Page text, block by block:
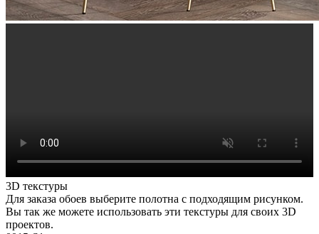
3D текстуры
Для заказа обоев выберите полотна с подходящим рисунком.
Вы так же можете использовать эти текстуры для своих 3D
проектов.